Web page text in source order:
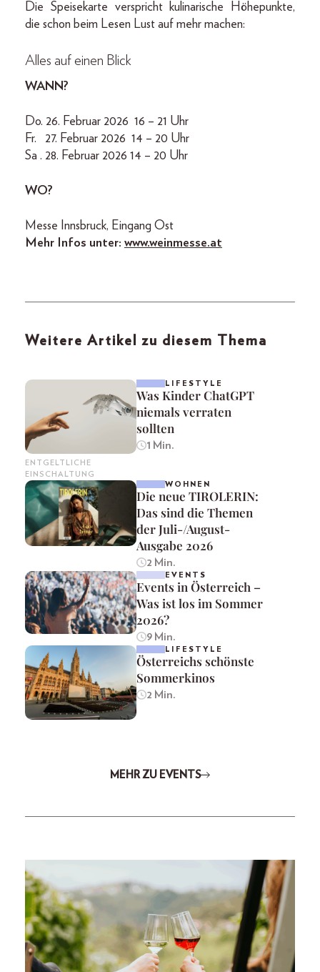
Die Speisekarte verspricht kulinarische Höhepunkte,
die schon beim Lesen Lust auf mehr machen:
Alles auf einen Blick
WANN?
Do. 26. Februar 2026 16 – 21 Uhr
Fr. 27. Februar 2026 14 – 20 Uhr
Sa . 28. Februar 2026 14 – 20 Uhr
WO?
Messe Innsbruck, Eingang Ost
Mehr Infos unter: www.weinmesse.at
Weitere Artikel zu diesem Thema
ENTGELTLICHE
EINSCHALTUNG
LIFESTYLE
Was Kinder ChatGPT
niemals verraten
sollten
1 Min.
WOHNEN
Die neue TIROLERIN:
Das sind die Themen
der Juli-/August-
Ausgabe 2026
2 Min.
EVENTS
Events in Österreich –
Was ist los im Sommer
2026?
9 Min.
LIFESTYLE
Österreichs schönste
Sommerkinos
2 Min.
MEHR ZU EVENTS